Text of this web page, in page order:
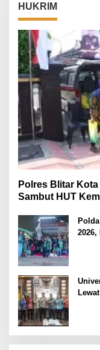
HUKRIM
Polres Blitar
Sambut HUT
2026,